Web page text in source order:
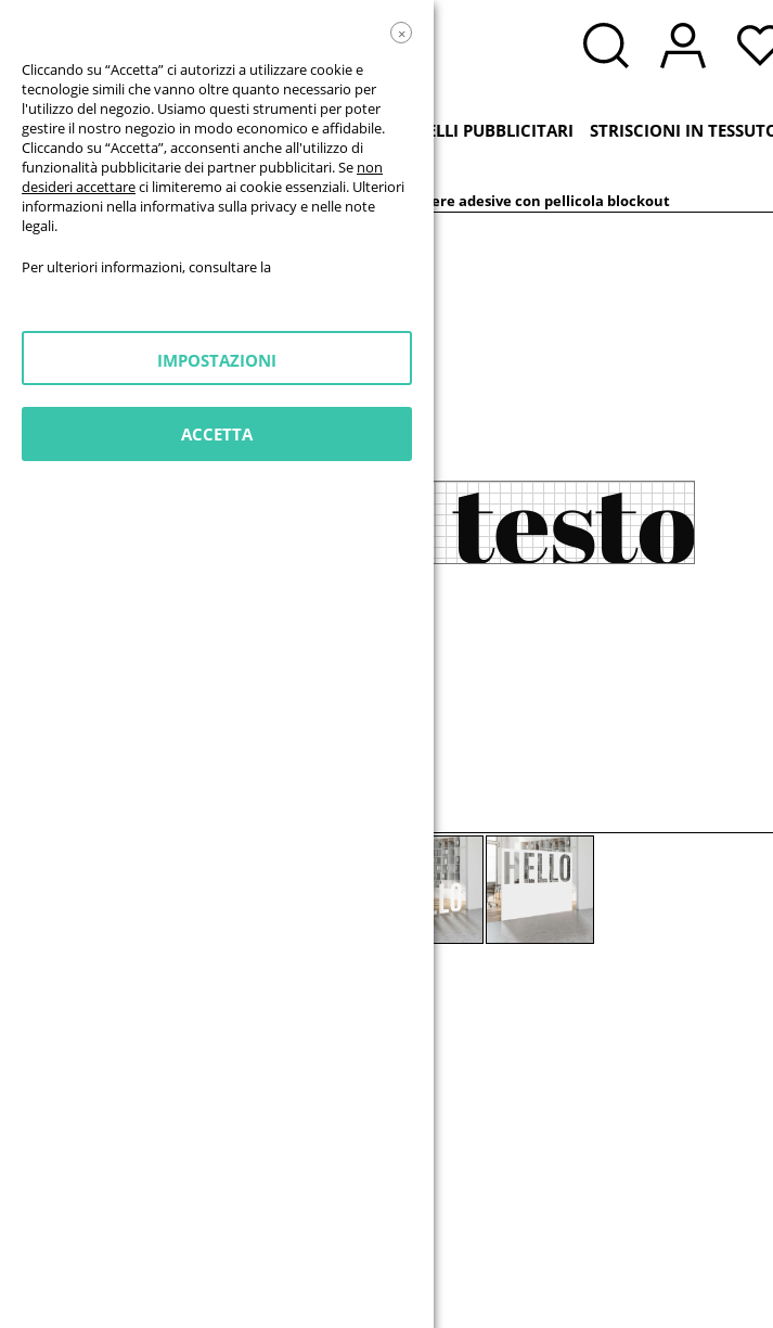
PRODOTTI STRISCIONI BANDIERE PANNELLI PUBBLICITARI STRISCIONI IN
Pellicole & Lettere adesive Lettere adesive Lettere adesive con pellicola blockout
×
Cliccando su “Accetta” ci autorizzi a utilizzare cookie e
tecnologie simili che vanno oltre quanto necessario per
l'utilizzo del negozio. Usiamo questi strumenti per poter
gestire il nostro negozio in modo economico e affidabile.
Cliccando su “Accetta”, acconsenti anche all'utilizzo di
funzionalità pubblicitarie dei partner pubblicitari. Se non
desideri accettareci limiteremo ai cookie essenziali. Ulteriori
informazioni nella informativa sulla privacye nelle note
legali.
Per ulteriori informazioni, consultare la
IMPOSTAZIONI
ACCETTA